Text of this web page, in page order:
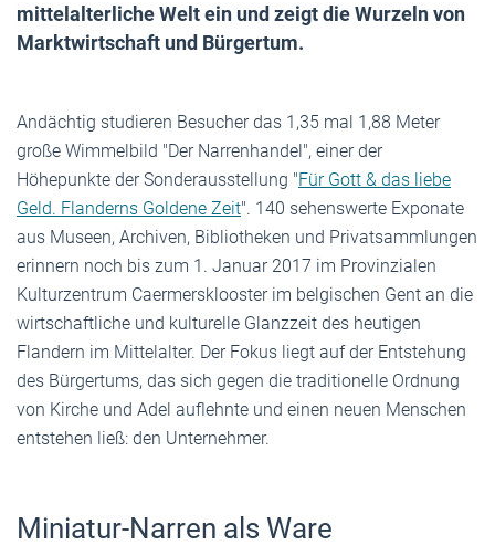
mittelalterliche Welt ein und zeigt die Wurzeln von
Marktwirtschaft und Bürgertum.
Andächtig studieren Besucher das 1,35 mal 1,88 Meter
große Wimmelbild "Der Narrenhandel", einer der
Höhepunkte der Sonderausstellung "Für Gott & das liebe
Geld. Flanderns Goldene Zeit". 140 sehenswerte Exponate
aus Museen, Archiven, Bibliotheken und Privatsammlungen
erinnern noch bis zum 1. Januar 2017 im Provinzialen
Kulturzentrum Caermersklooster im belgischen Gent an die
wirtschaftliche und kulturelle Glanzzeit des heutigen
Flandern im Mittelalter. Der Fokus liegt auf der Entstehung
des Bürgertums, das sich gegen die traditionelle Ordnung
von Kirche und Adel auflehnte und einen neuen Menschen
entstehen ließ: den Unternehmer.
Miniatur-Narren als Ware